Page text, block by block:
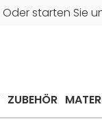
Oder starten Sie
ZUBEHÖR